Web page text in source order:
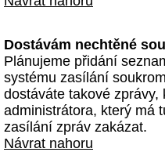
Dostávám nechtěné
Plánujeme přidání
systému zasílání
dostáváte takové zprávy,
administrátora, který má
zasílání zpráv zakázat.
Návrat nahoru